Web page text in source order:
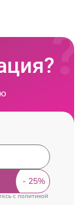
cполитикой